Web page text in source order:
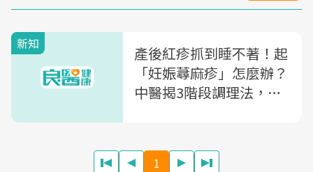
新知
產後紅疹抓到睡不著！起
「妊娠蕁麻疹」怎麼辦？
中醫揭3階段調理法，助
1